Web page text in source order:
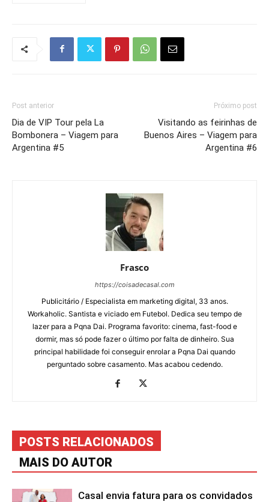
Post anterior
Dia de VIP Tour pela La
Bombonera – Viagem para
Argentina #5
Próximo post
Visitando as feirinhas de
Buenos Aires – Viagem para
Argentina #6
Frasco
https://coisadecasal.com
Publicitário / Especialista em marketing digital, 33 anos.
Workaholic. Santista e viciado em Futebol. Dedica seu tempo de
lazer para a Pqna Dai. Programa favorito: cinema, fast-food e
dormir, mas só pode fazer o último por falta de dinheiro. Sua
principal habilidade foi conseguir enrolar a Pqna Dai quando
perguntado sobre casamento. Mas acabou cedendo.
POSTS RELACIONADOS
MAIS DO AUTOR
Casal envia fatura para os convidados